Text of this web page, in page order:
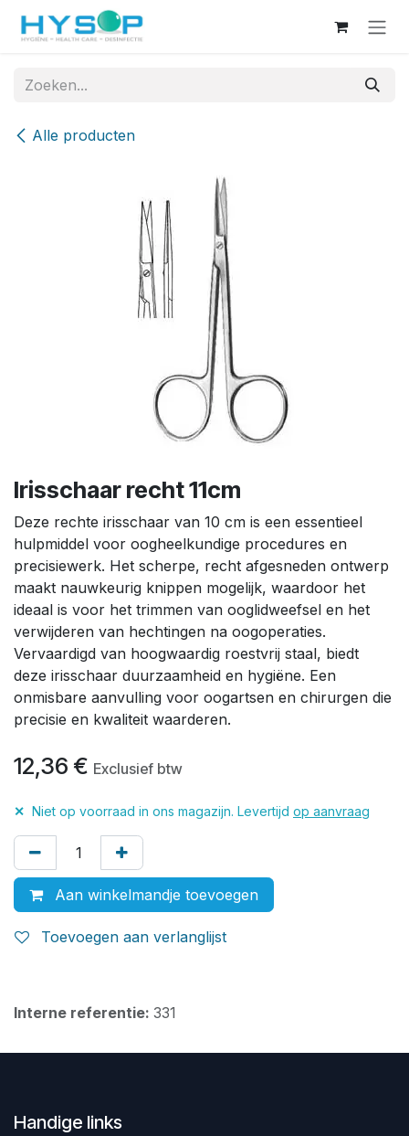
Overslaan naar inhoud
Alle producten
Irisschaar recht 11cm
Deze rechte irisschaar van 10 cm is een essentieel
hulpmiddel voor oogheelkundige procedures en
precisiewerk. Het scherpe, recht afgesneden ontwerp
maakt nauwkeurig knippen mogelijk, waardoor het
ideaal is voor het trimmen van ooglidweefsel en het
verwijderen van hechtingen na oogoperaties.
Vervaardigd van hoogwaardig roestvrij staal, biedt
deze irisschaar duurzaamheid en hygiëne. Een
onmisbare aanvulling voor oogartsen en chirurgen die
precisie en kwaliteit waarderen.
12,36 € Exclusief btw
✕ Niet op voorraad in ons magazijn. Levertijd op aanvraag
Aan winkelmandje toevoegen
Toevoegen aan verlanglijst
Interne referentie: 331
Handige links